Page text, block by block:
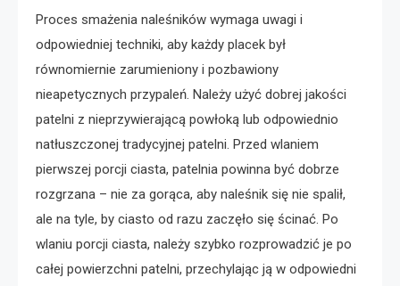
Proces smażenia naleśników wymaga uwagi i
odpowiedniej techniki, aby każdy placek był
równomiernie zarumieniony i pozbawiony
nieapetycznych przypaleń. Należy użyć dobrej jakości
patelni z nieprzywierającą powłoką lub odpowiednio
natłuszczonej tradycyjnej patelni. Przed wlaniem
pierwszej porcji ciasta, patelnia powinna być dobrze
rozgrzana – nie za gorąca, aby naleśnik się nie spalił,
ale na tyle, by ciasto od razu zaczęło się ścinać. Po
wlaniu porcji ciasta, należy szybko rozprowadzić je po
całej powierzchni patelni, przechylając ją w odpowiedni